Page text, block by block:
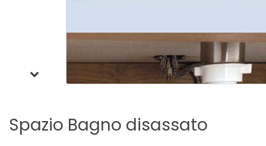
Spazio Bagno disassato